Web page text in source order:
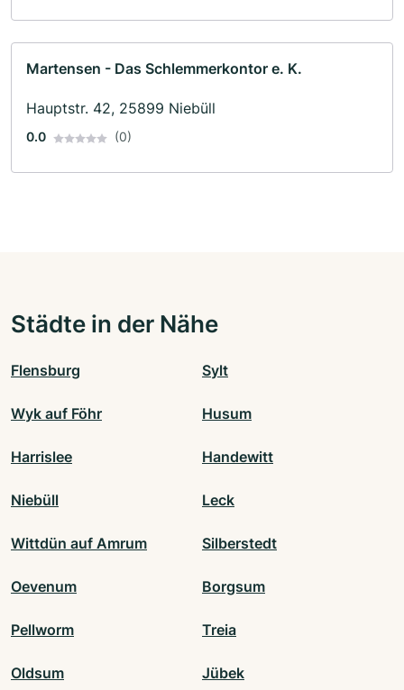
Martensen - Das Schlemmerkontor e. K.
Hauptstr. 42, 25899 Niebüll
0.0 (0)
Städte in der Nähe
Flensburg Sylt
Wyk auf Föhr Husum
Harrislee Handewitt
Niebüll Leck
Wittdün auf Amrum Silberstedt
Oevenum Borgsum
Pellworm Treia
Oldsum Jübek